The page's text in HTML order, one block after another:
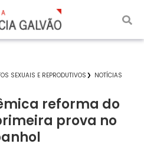
SEXUAIS E REPRODUTIVOS NOTÍCIAS
reforma do
prova no